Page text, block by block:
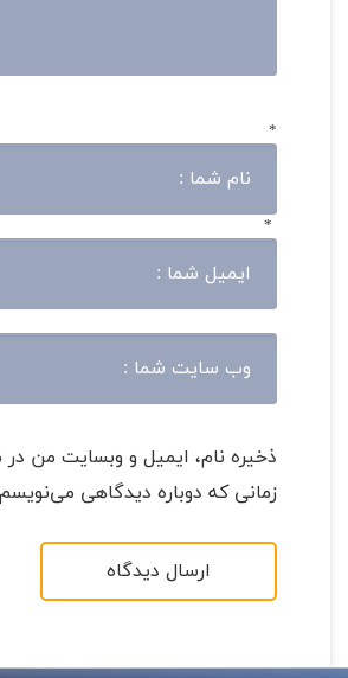
*
*
ذخیره نام، ایمیل و وبسایت من در
زمانی که دوباره دیدگاهی